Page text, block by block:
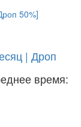
| Дроп
время: